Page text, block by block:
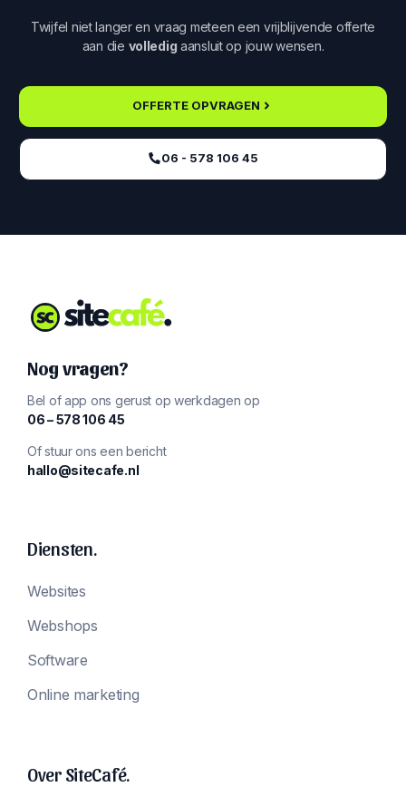
Twijfel niet langer en vraag meteen een vrijblijvende offerte
aan die volledig aansluit op jouw wensen.
OFFERTE OPVRAGEN
06 - 578 106 45‬
Nog vragen?
Bel of app ons gerust op werkdagen op
‪06 – 578 106 45‬
Of stuur ons een bericht
hallo@sitecafe.nl
Diensten.
Websites
Webshops
Software
Online marketing
Over SiteCafé.